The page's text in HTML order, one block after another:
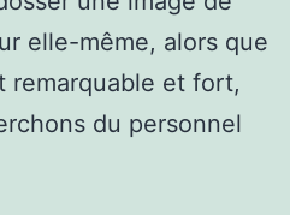
elle-même, alors que
remarquable et fort,
du personnel